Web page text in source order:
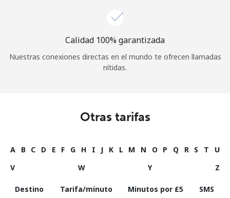
Calidad 100% garantizada
Nuestras conexiones directas en el mundo te ofrecen llamadas
nítidas.
Otras tarifas
A B C D E F G H I J K L M N O P Q R S T
U
V
W Y Z
Destino Tarifa/minuto Minutos por ⁦£5⁩ SMS